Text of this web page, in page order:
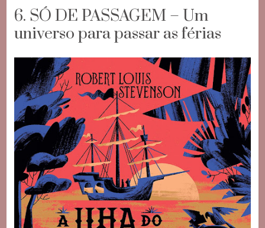
6. SÓ DE PASSAGEM – Um
universo para passar as férias